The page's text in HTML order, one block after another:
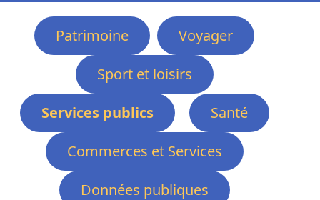
Patrimoine
Voyager
Sport et loisirs
Services publics
Santé
Commerces et Services
Données publiques